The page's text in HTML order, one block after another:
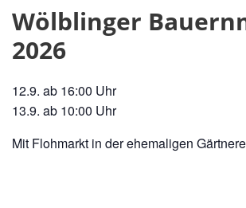
Wölblinger
2026
12.9. ab 16:00 Uhr
13.9. ab 10:00 Uhr
Mit Flohmarkt in der ehemaligen